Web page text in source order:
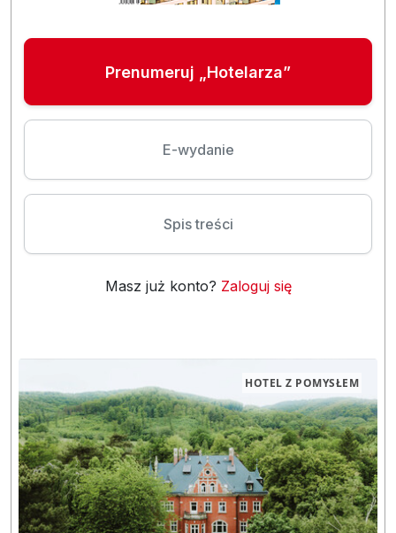
Prenumeruj „Hotelarza”
E-wydanie
Spis treści
Masz już konto? Zaloguj się
HOTEL Z POMYSŁEM